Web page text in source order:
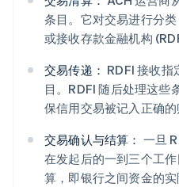
条目。它对交易进行分
或接收存款金融机构
交易传递： RDFI 接收指
目。RDFI 随后处理这些
保信用交易被记入正确的
交易确认与结算： 一旦
在发起后的一到三个工
算，即银行之间资金的